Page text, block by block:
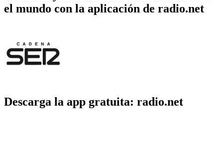
el mundo con la aplicación de radio.net
Descarga la app gratuita: radio.net